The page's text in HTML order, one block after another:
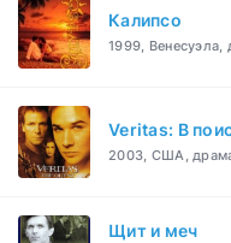
Калипсо
1999,
Veritas: В
2003, США,
Щит и меч